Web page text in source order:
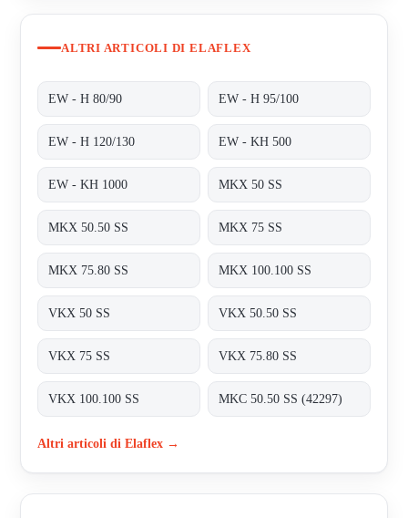
ALTRI ARTICOLI DI ELAFLEX
EW - H 80/90 EW - H 95/100
EW - H 120/130 EW - KH 500
EW - KH 1000 MKX 50 SS
MKX 50.50 SS MKX 75 SS
MKX 75.80 SS MKX 100.100 SS
VKX 50 SS VKX 50.50 SS
VKX 75 SS VKX 75.80 SS
VKX 100.100 SS MKC 50.50 SS (42297)
Altri articoli di Elaflex →